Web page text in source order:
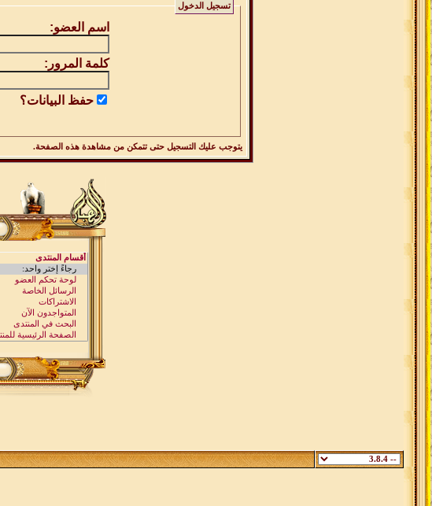
تسجيل الدخول
اسم العضو:
كلمة المرور:
حفظ البيانات؟
يتوجب عليك التسجيل حتى تتمكن من مشاهدة هذه الصفحة.